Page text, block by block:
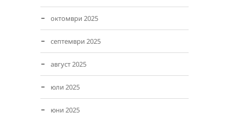
октомври 2025
септември 2025
август 2025
юли 2025
юни 2025